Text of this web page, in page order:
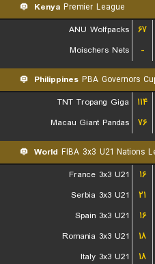
Kenya Premier League
ANU Wolfpacks
۶۷
Moischers Nets
-
Philippines PBA Governors
TNT Tropang Giga
۱۱۴
Macau Giant Pandas
۷۶
World FIBA 3x3 U21 Nations
France 3x3 U21
۱۶
Serbia 3x3 U21
۲۱
Spain 3x3 U21
۱۶
Romania 3x3 U21
۱۸
Italy 3x3 U21
۱۸